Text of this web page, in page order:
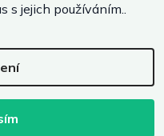
s jejich používáním..
Kontaktujte